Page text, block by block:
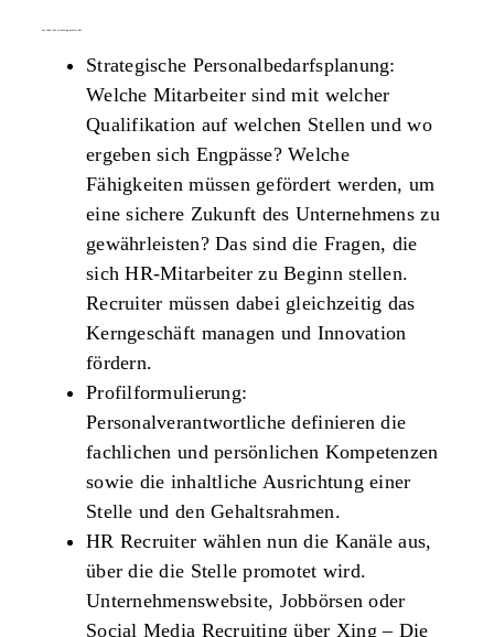
Strategische Personalbedarfsplanung:
Welche Mitarbeiter sind mit welcher
Qualifikation auf welchen Stellen und wo
ergeben sich Engpässe? Welche
Fähigkeiten müssen gefördert werden, um
eine sichere Zukunft des Unternehmens zu
gewährleisten? Das sind die Fragen, die
sich HR-Mitarbeiter zu Beginn stellen.
Recruiter müssen dabei gleichzeitig das
Kerngeschäft managen und Innovation
fördern.
Profilformulierung:
Personalverantwortliche definieren die
fachlichen und persönlichen Kompetenzen
sowie die inhaltliche Ausrichtung einer
Stelle und den Gehaltsrahmen.
HR Recruiter wählen nun die Kanäle aus,
über die die Stelle promotet wird.
Unternehmenswebsite, Jobbörsen oder
Social Media Recruiting über Xing – Die